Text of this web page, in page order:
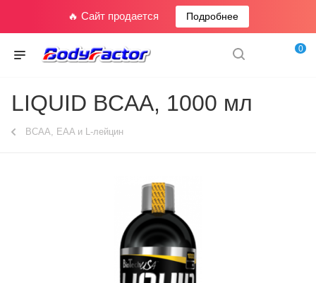
🔥 Сайт продается Подробнее
0
LIQUID BCAA, 1000 мл
BCAA, EAA и L-лейцин